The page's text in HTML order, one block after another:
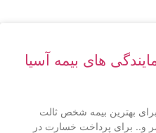
های بیمه آسیا
بهترین بیمه شخص ثالت
و.. برای پرداخت خسارت در